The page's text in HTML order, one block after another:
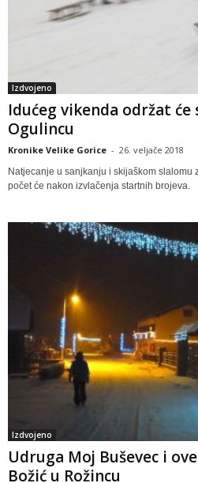
Izdvojeno
Idućeg vikenda održat će
Ogulincu
Kronike Velike Gorice - 26. veljače 2018
Natjecanje u sanjkanju i skijaškom slalomu
počet će nakon izvlačenja startnih brojeva.
Izdvojeno
Udruga Moj Buševec i
Božić u Rožincu